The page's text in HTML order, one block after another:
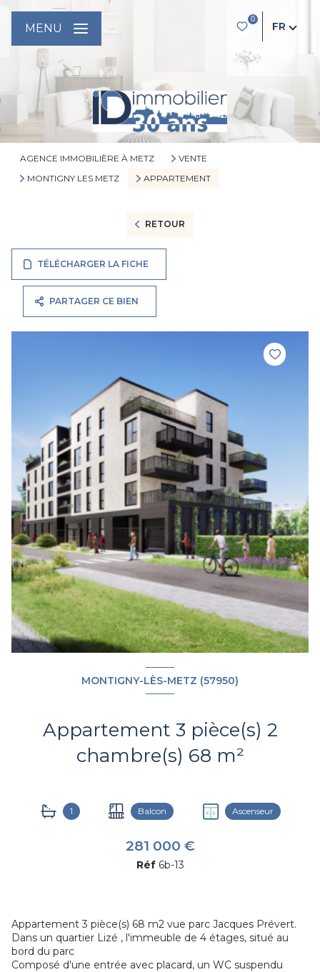
0
FR
MENU
AGENCE IMMOBILIÈRE À METZ
VENTE
MONTIGNY LES METZ
APPARTEMENT
RETOUR
TÉLÉCHARGER LA FICHE
PARTAGER CE BIEN
MONTIGNY-LÈS-METZ (57950)
Appartement 3 pièce(s) 2
chambre(s) 68 m²
1 Balcon Ascenseur
281 000 €
Réf 6b-13
Appartement 3 pièce(s) 68 m2 vue parc Jacques Prévert.
Dans un quartier Lizé , l'immeuble de 4 étages, situé au
bord du parc
Composé d'une entrée avec placard, un WC suspendu